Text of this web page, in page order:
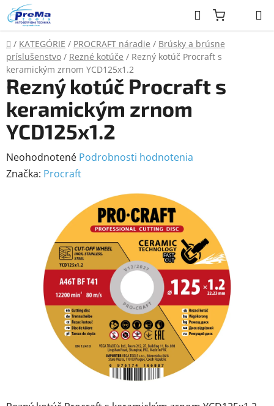
Prejsť
na
obsah
Hľadať
Domov
/ KATEGÓRIE / PROCRAFT náradie / Brúsky a brúsne
príslušenstvo / Rezné kotúče / Rezný kotúč Procraft s
keramickým zrnom YCD125x1.2
Rezný kotúč Procraft s
keramickým zrnom
YCD125x1.2
Priemerné
hodnotenie
hviezdičiek.
Neohodnotené Podrobnosti hodnotenia
Značka: Procraft